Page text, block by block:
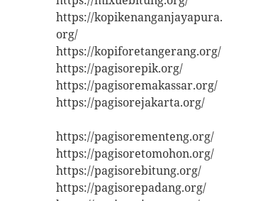
https://kopikenanganjayapura.
org/
https://kopiforetangerang.org/
https://pagisorepik.org/
https://pagisoremakassar.org/
https://pagisorejakarta.org/
https://pagisorementeng.org/
https://pagisoretomohon.org/
https://pagisorebitung.org/
https://pagisorepadang.org/